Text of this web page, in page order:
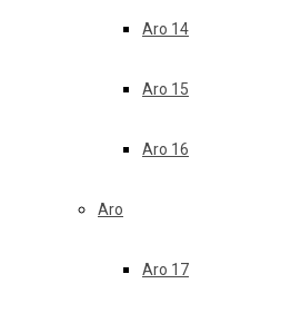
Aro 14
Aro 15
Aro 16
Aro
Aro 17